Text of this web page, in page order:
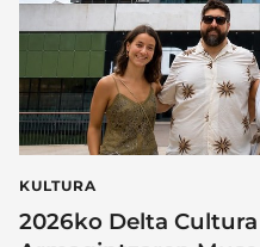
KULTURA
2026ko Delta